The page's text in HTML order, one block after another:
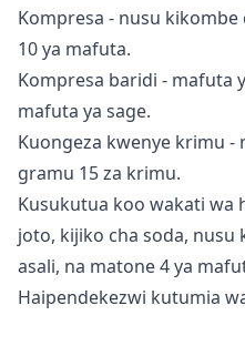
Kompresa - nusu
10 ya mafuta.
Kompresa baridi - mafuta
mafuta ya sage.
Kuongeza kwenye krimu -
gramu 15 za krimu.
Kusukutua koo wakati wa
joto, kijiko cha soda, nusu
asali, na matone 4 ya
Haipendekezwi kutumia